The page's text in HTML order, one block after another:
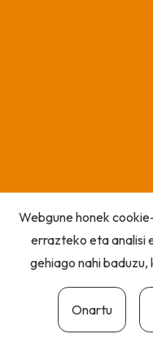
Webgune honek
errazteko eta analisi
gehiago nahi
Onartu